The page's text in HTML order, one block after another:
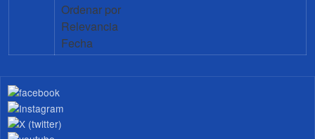
Ordenar por
Relevancia
Fecha